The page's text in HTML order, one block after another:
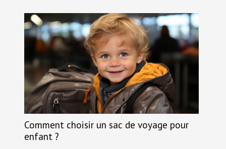
Comment choisir un sac de voyage pour
enfant ?